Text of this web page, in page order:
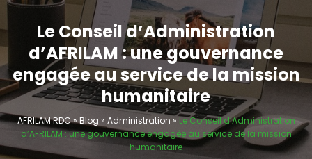
Le Conseil d’Administration
d’AFRILAM : une gouvernance
engagée au service de la mission
humanitaire
AFRILAM RDC»Blog » Administration » Le Conseil d’Administration
d’AFRILAM : une gouvernance engagée au service de la mission
humanitaire